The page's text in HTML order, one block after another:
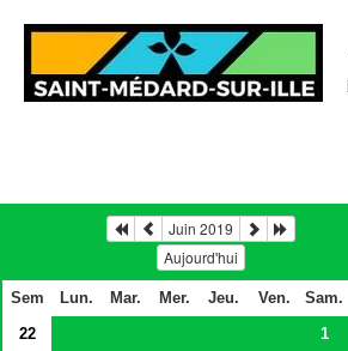
Juin 2019
Aujourd'hui
Sem Lun. Mar. Mer. Jeu. Ven. Sam.
22
1